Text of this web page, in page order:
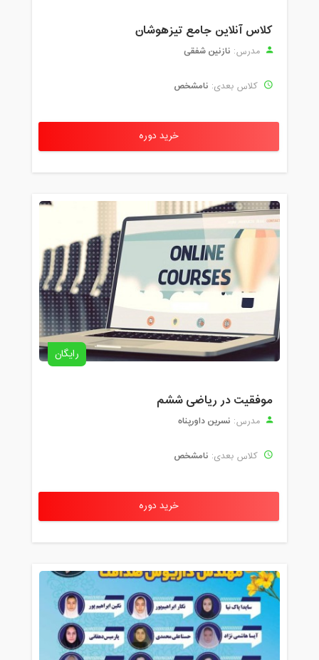
کلاس آنلاین جامع تیزهوشان
مدرس: نازنین شفقی
کلاس بعدی: نامشخص
خرید دوره
رایگان
موفقیت در ریاضی ششم
مدرس: نسرین داورپناه
کلاس بعدی: نامشخص
خرید دوره